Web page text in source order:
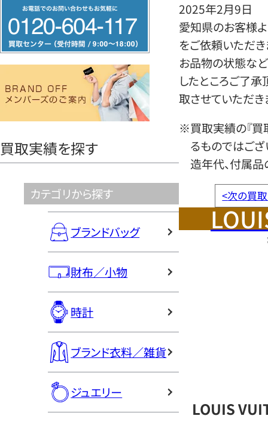
リ
ー
ヤ
買取実績を探す
カテゴリから探す
ブランドバッグ
財布／小物
時計
ブランド衣料／雑貨
ジュエリー
2025年2月9日
愛知県のお客様よ
をご依頼いただき
お品物の状態など
したところご了
取させていただき
※買取実績の『買
るものではござ
造年代、付属品
<次の買
LOUIS